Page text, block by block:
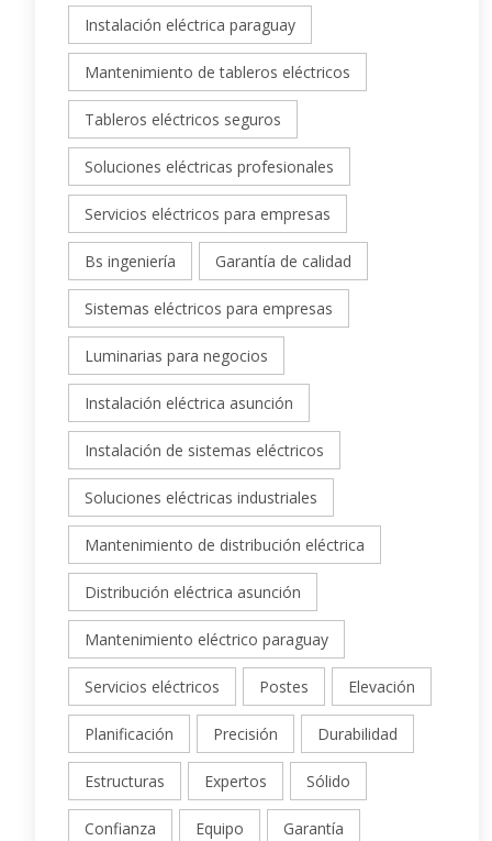
Instalación eléctrica paraguay
Mantenimiento de tableros eléctricos
Tableros eléctricos seguros
Soluciones eléctricas profesionales
Servicios eléctricos para empresas
Bs ingeniería Garantía de calidad
Sistemas eléctricos para empresas
Luminarias para negocios
Instalación eléctrica asunción
Instalación de sistemas eléctricos
Soluciones eléctricas industriales
Mantenimiento de distribución eléctrica
Distribución eléctrica asunción
Mantenimiento eléctrico paraguay
Servicios eléctricos Postes Elevación
Planificación Precisión Durabilidad
Estructuras Expertos Sólido
Confianza Equipo Garantía